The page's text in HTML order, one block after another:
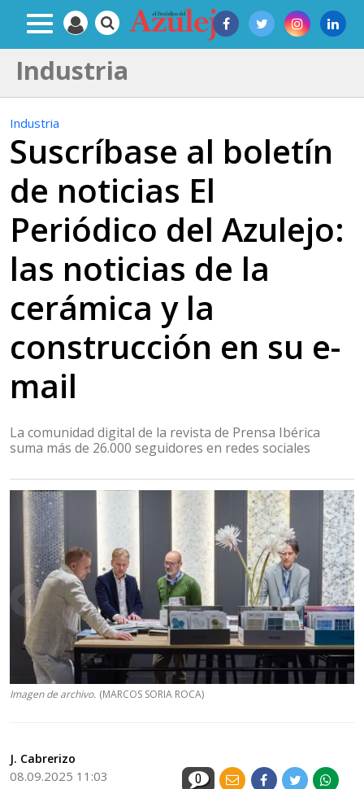
Industria
Industria
Suscríbase al boletín
de noticias El
Periódico del Azulejo:
las noticias de la
cerámica y la
construcción en su e-
mail
La comunidad digital de la revista de Prensa Ibérica
suma más de 26.000 seguidores en redes sociales
Imagen de archivo. (MARCOS SORIA ROCA)
J. Cabrerizo
08.09.2025 11:03 0